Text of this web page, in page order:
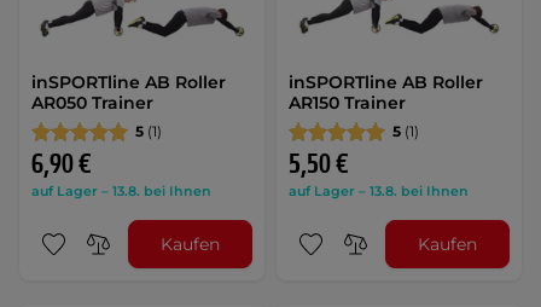
inSPORTline AB Roller
AR050 Trainer
5 (1)
6,90 €
auf Lager – 13.8. bei Ihnen
Kaufen
inSPORTline AB Roller
AR150 Trainer
5 (1)
5,50 €
auf Lager – 13.8. bei Ihnen
Kaufen